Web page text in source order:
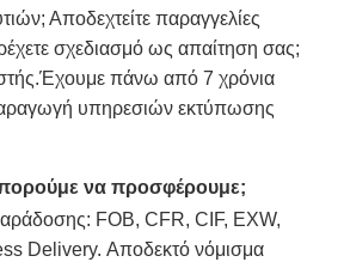
Αποδεχτείτε παραγγελίες
σχεδιασμό ως απαίτηση σας;
πάνω από 7 χρόνια
υπηρεσιών εκτύπωσης
να προσφέρουμε;
FOB, CFR, CIF, EXW,
Delivery. Αποδεκτό νόμισμα